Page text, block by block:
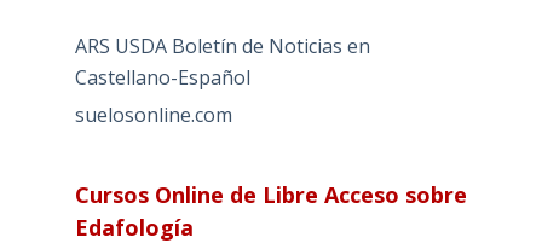
ARS USDA Boletín de Noticias en
Castellano-Español
suelosonline.com
Cursos Online de Libre Acceso sobre
Edafología